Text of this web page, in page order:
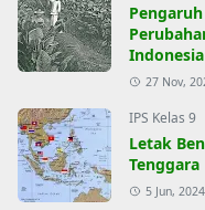
Indonesia
27 Nov,
IPS Kelas 9
Letak
Tenggara
5 Jun, 2024